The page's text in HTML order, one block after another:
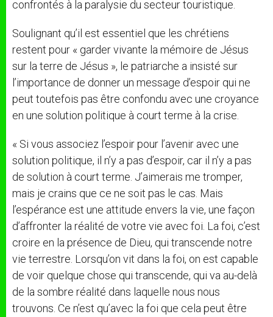
confrontés à la paralysie du secteur touristique.
Soulignant qu’il est essentiel que les chrétiens
restent pour « garder vivante la mémoire de Jésus
sur la terre de Jésus », le patriarche a insisté sur
l’importance de donner un message d’espoir qui ne
peut toutefois pas être confondu avec une croyance
en une solution politique à court terme à la crise.
« Si vous associez l’espoir pour l’avenir avec une
solution politique, il n’y a pas d’espoir, car il n’y a pas
de solution à court terme. J’aimerais me tromper,
mais je crains que ce ne soit pas le cas. Mais
l’espérance est une attitude envers la vie, une façon
d’affronter la réalité de votre vie avec foi. La foi, c’est
croire en la présence de Dieu, qui transcende notre
vie terrestre. Lorsqu’on vit dans la foi, on est capable
de voir quelque chose qui transcende, qui va au-delà
de la sombre réalité dans laquelle nous nous
trouvons. Ce n’est qu’avec la foi que cela peut être